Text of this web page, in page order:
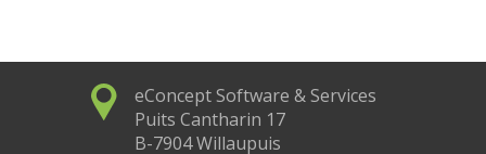
eConcept Software & Services
Puits Cantharin 17
B-7904 Willaupuis